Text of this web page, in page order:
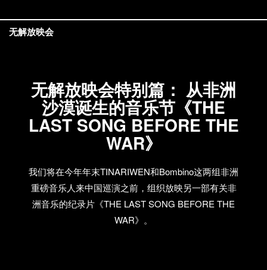
无解放映会特别篇： 从非洲
沙漠诞生的音乐节《THE
LAST SONG BEFORE THE
WAR》
我们将在今年年末TINARIWEN和Bombino这两组非洲
重磅音乐人来中国巡演之前，组织放映另一部有关非
洲音乐的纪录片《THE LAST SONG BEFORE THE
WAR》。
无解放映会